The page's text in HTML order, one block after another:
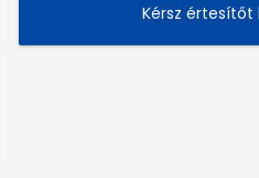
Kérsz értesítőt